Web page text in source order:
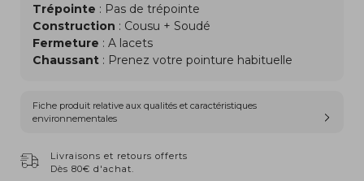
Trépointe : Pas de trépointe
Construction : Cousu + Soudé
Fermeture : A lacets
Chaussant : Prenez votre pointure habituelle
Fiche produit relative aux qualités et caractéristiques
environnementales
Livraisons et retours offerts
Dès 80€ d'achat.